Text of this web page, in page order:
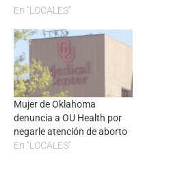
En "LOCALES"
Mujer de Oklahoma
denuncia a OU Health por
negarle atención de aborto
En "LOCALES"